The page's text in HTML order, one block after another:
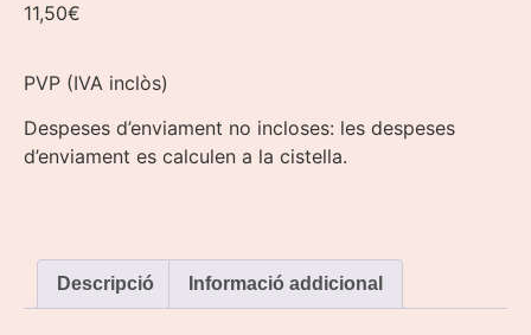
11,50€
PVP (IVA inclòs)
Despeses d’enviament no incloses: les despeses
d’enviament es calculen a la cistella.
Descripció Informació addicional